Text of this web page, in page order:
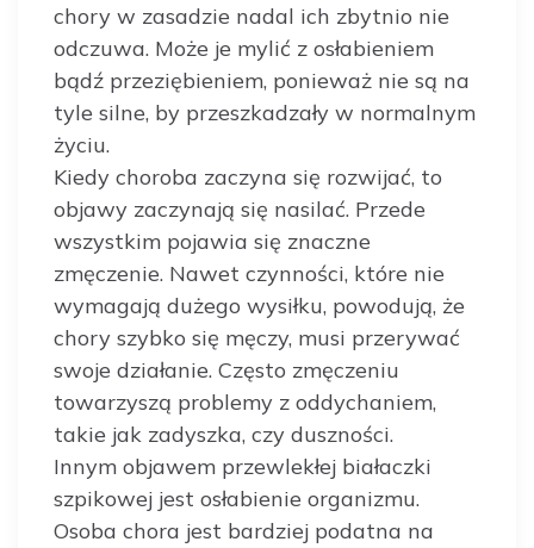
chory w zasadzie nadal ich zbytnio nie
odczuwa. Może je mylić z osłabieniem
bądź przeziębieniem, ponieważ nie są na
tyle silne, by przeszkadzały w normalnym
życiu.
Kiedy choroba zaczyna się rozwijać, to
objawy zaczynają się nasilać. Przede
wszystkim pojawia się znaczne
zmęczenie. Nawet czynności, które nie
wymagają dużego wysiłku, powodują, że
chory szybko się męczy, musi przerywać
swoje działanie. Często zmęczeniu
towarzyszą problemy z oddychaniem,
takie jak zadyszka, czy duszności.
Innym objawem przewlekłej białaczki
szpikowej jest osłabienie organizmu.
Osoba chora jest bardziej podatna na